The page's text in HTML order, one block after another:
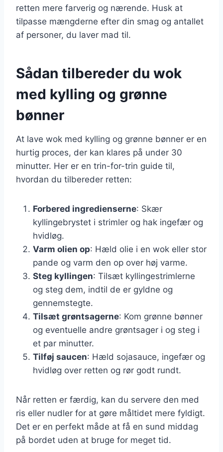
retten mere farverig og nærende. Husk at
tilpasse mængderne efter din smag og antallet
af personer, du laver mad til.
Sådan tilbereder du wok
med kylling og grønne
bønner
At lave wok med kylling og grønne bønner er en
hurtig proces, der kan klares på under 30
minutter. Her er en trin-for-trin guide til,
hvordan du tilbereder retten:
Forbered ingredienserne: Skær
kyllingebrystet i strimler og hak ingefær og
hvidløg.
Varm olien op: Hæld olie i en wok eller stor
pande og varm den op over høj varme.
Steg kyllingen: Tilsæt kyllingestrimlerne
og steg dem, indtil de er gyldne og
gennemstegte.
Tilsæt grøntsagerne: Kom grønne bønner
og eventuelle andre grøntsager i og steg i
et par minutter.
Tilføj saucen: Hæld sojasauce, ingefær og
hvidløg over retten og rør godt rundt.
Når retten er færdig, kan du servere den med
ris eller nudler for at gøre måltidet mere fyldigt.
Det er en perfekt måde at få en sund middag
på bordet uden at bruge for meget tid.